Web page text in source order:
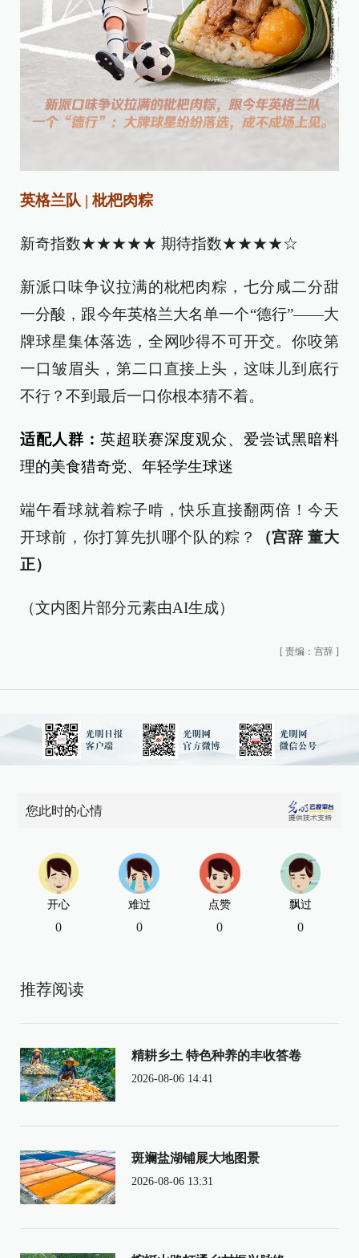
英格兰队 | 枇杷肉粽
‌新奇指数★★★★★ 期待指数★★★★☆
新派口味争议拉满的枇杷肉粽，七分咸二分甜
一分酸，跟今年英格兰大名单一个“德行”——大
牌球星集体落选，全网吵得不可开交。你咬第
一口皱眉头，第二口直接上头，这味儿到底行
不行？不到最后一口你根本猜不着。
适配人群： 英超联赛深度观众、爱尝试黑暗料
理的美食猎奇党、年轻学生球迷
端午看球就着粽子啃，快乐直接翻两倍！今天
开球前，你打算先扒哪个队的粽？
（宫辞 董大
正）
（文内图片部分元素由AI生成）
[ 责编：宫辞 ]
您此时的心情
开心
0
难过
0
点赞
0
飘过
0
推荐阅读
精耕乡土 特色种养的丰收答卷
2026-08-06 14:41
斑斓盐湖铺展大地图景
2026-08-06 13:31